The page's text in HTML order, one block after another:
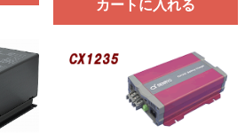
カートに入れる